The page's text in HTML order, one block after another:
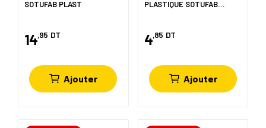
SOTUFAB PLAST
14,95 DT
Ajouter
PLASTIQUE SOTUFAB
4,85 DT
Ajouter